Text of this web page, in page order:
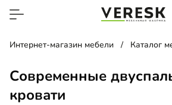
Интернет-магазин мебели Каталог
Современные
кровати